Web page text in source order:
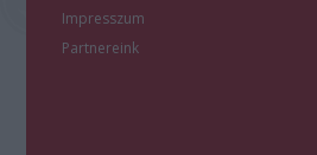
Impresszum
Partnereink